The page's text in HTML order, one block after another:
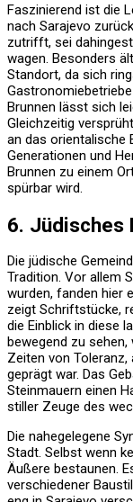
Faszinierend ist die
nach Sarajevo
zutrifft, sei
wagen. Besonders
Standort, da sich
Brunnen lässt sich
Gleichzeitig
an das orientalische
Generationen und
Brunnen zu einem
spürbar wird.
6. Jüdisches
Die jüdische
Tradition. Vor allem
wurden, fanden hier
zeigt Schriftstücke,
die Einblick in diese
bewegend zu
Zeiten von
geprägt war. Das
Steinmauern einen
stiller Zeuge des
Die nahegelegene
Stadt. Selbst wenn
Äußere bestaunen.
verschiedener